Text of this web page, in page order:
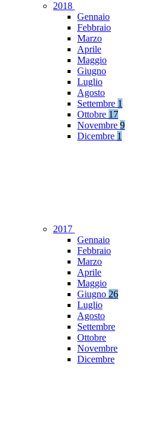
2018
Gennaio
Febbraio
Marzo
Aprile
Maggio
Giugno
Luglio
Agosto
Settembre 1
Ottobre 17
Novembre 9
Dicembre 1
2017
Gennaio
Febbraio
Marzo
Aprile
Maggio
Giugno 26
Luglio
Agosto
Settembre
Ottobre
Novembre
Dicembre